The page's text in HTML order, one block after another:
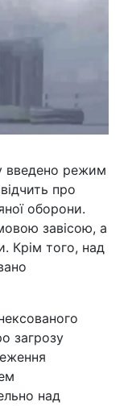
введено режим
про
оборони.
завісою, а
Крім того, над
загрозу
над